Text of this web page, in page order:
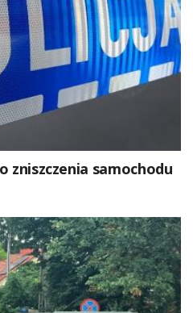
zniszczenia samochodu